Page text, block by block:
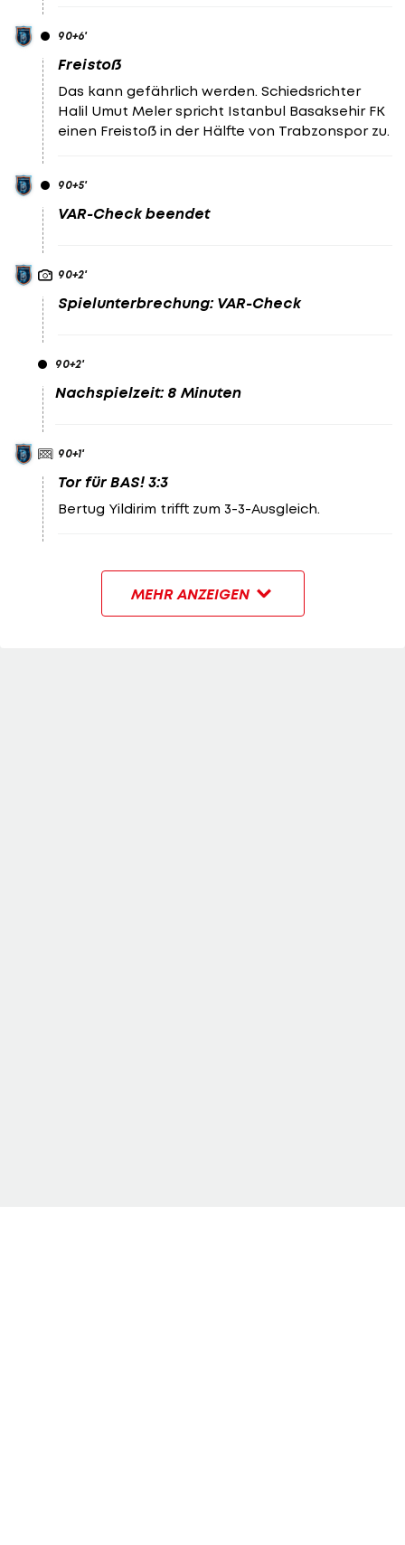
90+6'
Freistoß
Das kann gefährlich werden. Schiedsrichter
Halil Umut Meler spricht Istanbul Basaksehir FK
einen Freistoß in der Hälfte von Trabzonspor zu.
90+5'
VAR-Check beendet
90+2'
Spielunterbrechung: VAR-Check
90+2'
Nachspielzeit: 8 Minuten
90+1'
Tor für BAS! 3:3
Bertug Yildirim trifft zum 3-3-Ausgleich.
MEHR ANZEIGEN